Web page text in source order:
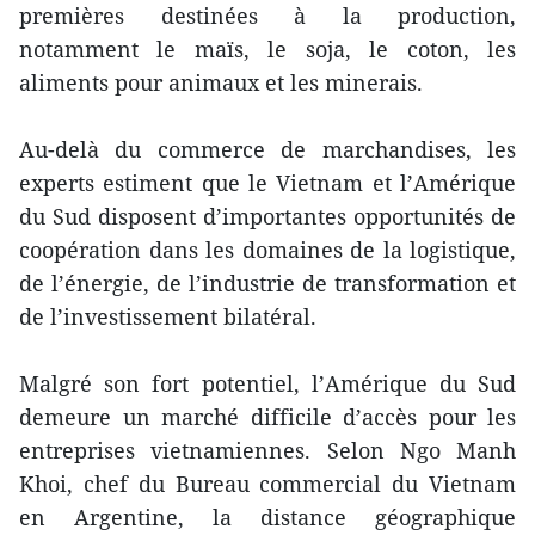
premières destinées à la production,
notamment le maïs, le soja, le coton, les
aliments pour animaux et les minerais.
Au-delà du commerce de marchandises, les
experts estiment que le Vietnam et l’Amérique
du Sud disposent d’importantes opportunités de
coopération dans les domaines de la logistique,
de l’énergie, de l’industrie de transformation et
de l’investissement bilatéral.
Malgré son fort potentiel, l’Amérique du Sud
demeure un marché difficile d’accès pour les
entreprises vietnamiennes. Selon Ngo Manh
Khoi, chef du Bureau commercial du Vietnam
en Argentine, la distance géographique